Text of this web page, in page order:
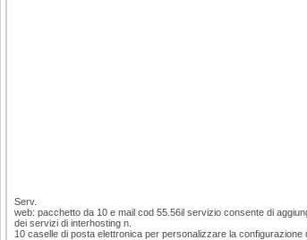
Serv.
web: pacchetto da 10 e mail cod 55.56il servizio consente di
dei servizi di interhosting n.
10 caselle di posta elettronica per personalizzare la configurazione